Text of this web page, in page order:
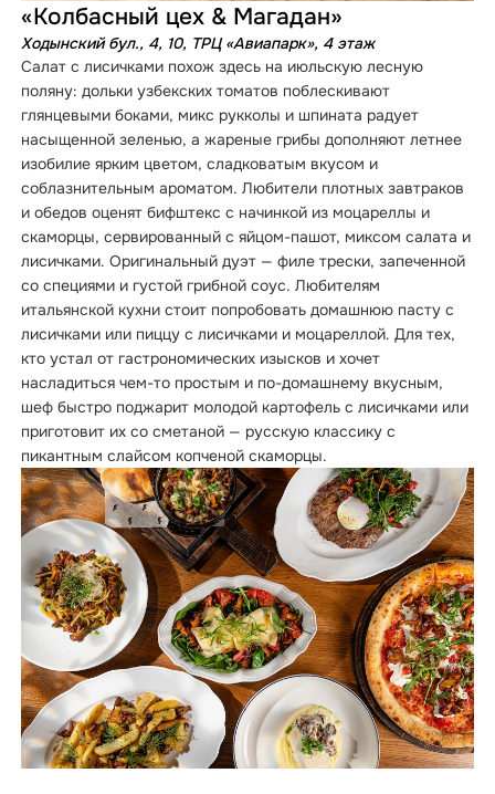
«Колбасный цех & Магадан»
Ходынский бул., 4, 10, ТРЦ «Авиапарк», 4 этаж
Салат с лисичками похож здесь на июльскую лесную
поляну: дольки узбекских томатов поблескивают
глянцевыми боками, микс рукколы и шпината радует
насыщенной зеленью, а жареные грибы дополняют летнее
изобилие ярким цветом, сладковатым вкусом и
соблазнительным ароматом. Любители плотных завтраков
и обедов оценят бифштекс с начинкой из моцареллы и
скаморцы, сервированный с яйцом-пашот, миксом салата и
лисичками. Оригинальный дуэт — филе трески, запеченной
со специями и густой грибной соус. Любителям
итальянской кухни стоит попробовать домашнюю пасту с
лисичками или пиццу с лисичками и моцареллой. Для тех,
кто устал от гастрономических изысков и хочет
насладиться чем-то простым и по-домашнему вкусным,
шеф быстро поджарит молодой картофель с лисичками или
приготовит их со сметаной — русскую классику с
пикантным слайсом копченой скаморцы.